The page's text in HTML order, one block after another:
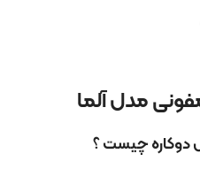
مدل آلما
دوکاره چیست ؟